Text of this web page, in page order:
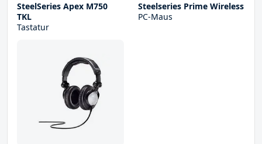
SteelSeries Apex M750
TKL
Tastatur
Steelseries Prime Wireless
PC-Maus